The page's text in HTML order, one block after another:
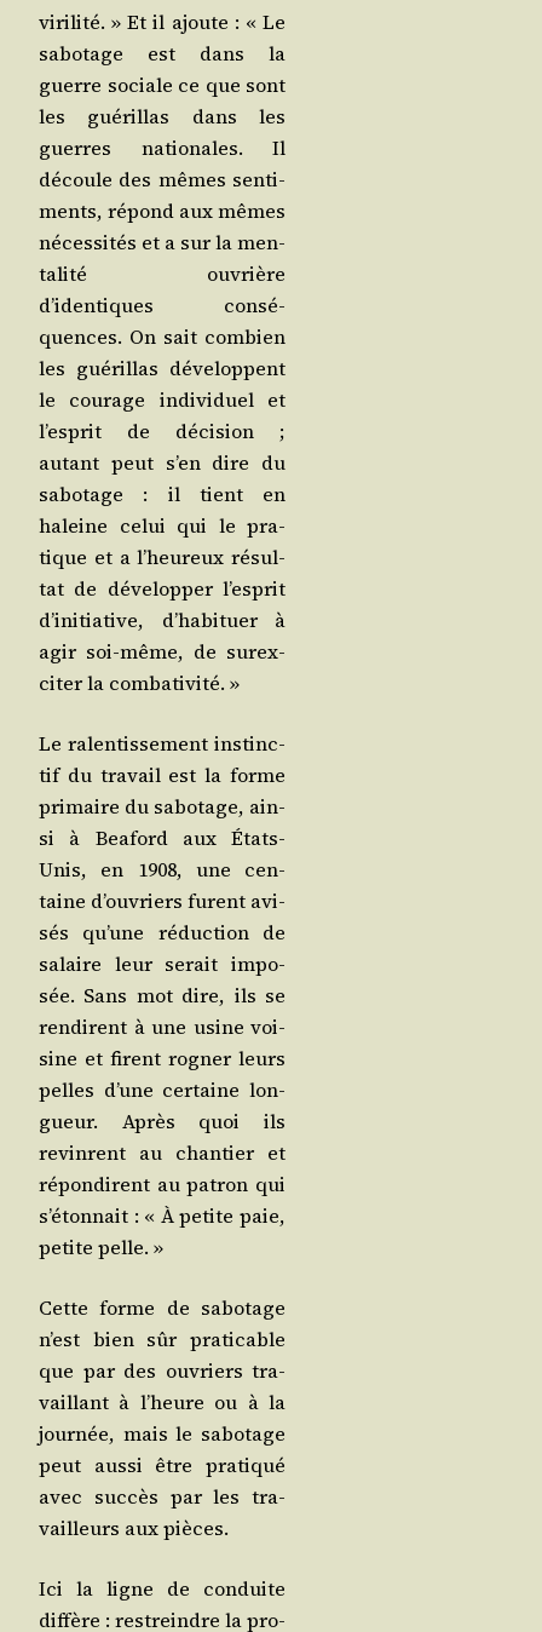
viri­li­té. » Et il ajoute : « Le
sabo­tage est dans la
guerre sociale ce que sont
les gué­rillas dans les
guerres natio­nales. Il
découle des mêmes sen­ti­
ments, répond aux mêmes
néces­si­tés et a sur la men­
ta­li­té ouvrière
d’identiques consé­
quences. On sait com­bien
les gué­rillas déve­loppent
le cou­rage indi­vi­duel et
l’esprit de déci­sion ;
autant peut s’en dire du
sabo­tage : il tient en
haleine celui qui le pra­
tique et a l’heureux résul­
tat de déve­lop­per l’esprit
d’initiative, d’habituer à
agir soi-même, de sur­ex­
ci­ter la combativité. »
Le ralen­tis­se­ment ins­tinc­
tif du tra­vail est la forme
pri­maire du sabo­tage, ain­
si à Bea­ford aux États-
Unis, en 1908, une cen­
taine d’ouvriers furent avi­
sés qu’une réduc­tion de
salaire leur serait impo­
sée. Sans mot dire, ils se
ren­dirent à une usine voi­
sine et firent rogner leurs
pelles d’une cer­taine lon­
gueur. Après quoi ils
revinrent au chan­tier et
répon­dirent au patron qui
s’étonnait : « À petite paie,
petite pelle. »
Cette forme de sabo­tage
n’est bien sûr pra­ti­cable
que par des ouvriers tra­
vaillant à l’heure ou à la
jour­née, mais le sabo­tage
peut aus­si être pra­ti­qué
avec suc­cès par les tra­
vailleurs aux pièces.
Ici la ligne de conduite
dif­fère : res­treindre la pro­